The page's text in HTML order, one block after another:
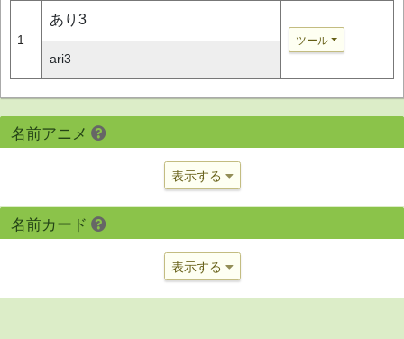
1
あり3
ツール
ari3
名前アニメ
表示する
名前カード
表示する